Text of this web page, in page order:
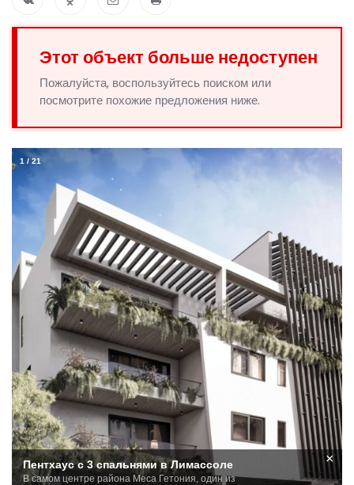
Этот объект больше недоступен
Пожалуйста, воспользуйтесь поиском или
посмотрите похожие предложения ниже.
Пентхаус с 3 спальнями в Лимассоле
В самом центре района Меса Гетония, один из
×
1 /21